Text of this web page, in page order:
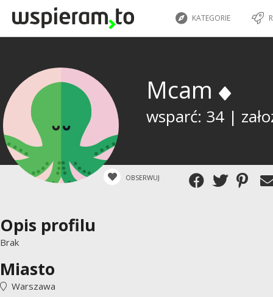
KATEGORIE
Mcam
wsparć: 34 |
OBSERWUJ
Opis profilu
Brak
Miasto
Warszawa